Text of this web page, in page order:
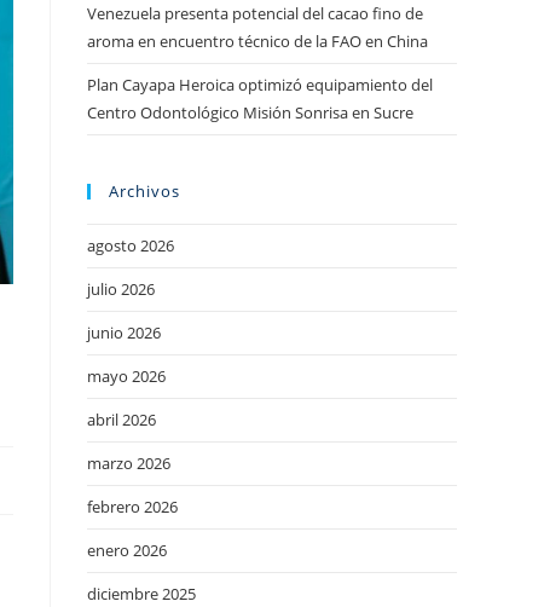
Venezuela presenta potencial del cacao fino de
aroma en encuentro técnico de la FAO en China
Plan Cayapa Heroica optimizó equipamiento del
Centro Odontológico Misión Sonrisa en Sucre
Archivos
agosto 2026
julio 2026
junio 2026
mayo 2026
abril 2026
marzo 2026
febrero 2026
enero 2026
diciembre 2025